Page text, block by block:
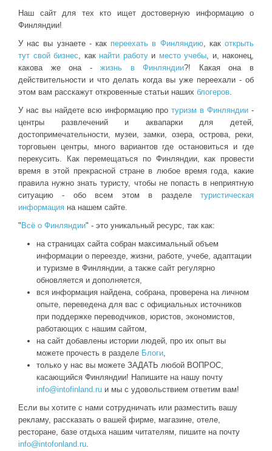
Наш сайт для тех кто ищет достоверную информацию о
Финляндии!
У нас вы узнаете - как переехать в Финляндию, какоткрыть
тут свой бизнес, как найти работуи место учебы, и, наконец,
какова же она -жизнь в Финляндии?! Какая она в
действительности и что делать когда вы уже переехали - об
этом вам расскажут откровенные статьи наших блогеров.
У нас вы найдете всю информацию протуризм в Финляндии -
центры развлечений и аквапарки для детей,
достопримечательности, музеи, замки, озера, острова, реки,
торговыен центры, много вариантов где остановиться и где
перекусить. Как перемещаться по Финляндии, как провести
время в этой прекрасной стране в любое время года, какие
правила нужно знать туристу, чтобы не попасть в неприятную
ситуацию - обо всем этом в разделе туристическая
информация на нашем сайте.
" Всё о Финляндии" - это уникальный ресурс, так как:
на страницах сайта собран максимальный объем
информации о переезде, жизни, работе, учебе, адаптации
и туризме в Финляндии, а также сайт регулярно
обновляется и дополняется,
вся информация найдена, собрана, проверена на личном
опыте, переведена для вас с официальных источников
при поддержке переводчиков, юристов, экономистов,
работающих с нашим сайтом,
на сайт добавлены истории людей, про их опыт вы
можете прочесть в разделе Блоги,
только у нас вы можете ЗАДАТЬ любой ВОПРОС,
касающийся Финляндии! Напишите на нашу почту
info@intofinland.ru и мы с удовольствием ответим вам!
Если вы хотите с нами сотрудничать или разместить вашу
рекламу, рассказать о вашей фирме, магазине, отеле,
ресторане, базе отдыха нашим читателям, пишите на почту
info@intofonland.ru.